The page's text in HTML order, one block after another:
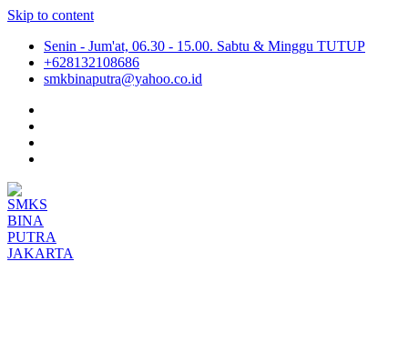
Skip to content
Senin - Jum'at, 06.30 - 15.00. Sabtu & Minggu TUTUP
+628132108686
smkbinaputra@yahoo.co.id